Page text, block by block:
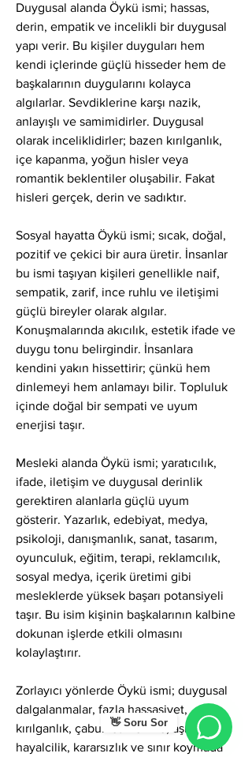
👋 Soru Sor
Duygusal alanda Öykü ismi; hassas,
derin, empatik ve incelikli bir duygusal
yapı verir. Bu kişiler duyguları hem
kendi içlerinde güçlü hisseder hem de
başkalarının duygularını kolayca
algılarlar. Sevdiklerine karşı nazik,
anlayışlı ve samimidirler. Duygusal
olarak inceliklidirler; bazen kırılganlık,
içe kapanma, yoğun hisler veya
romantik beklentiler oluşabilir. Fakat
hisleri gerçek, derin ve sadıktır.
Sosyal hayatta Öykü ismi; sıcak, doğal,
pozitif ve çekici bir aura üretir. İnsanlar
bu ismi taşıyan kişileri genellikle naif,
sempatik, zarif, ince ruhlu ve iletişimi
güçlü bireyler olarak algılar.
Konuşmalarında akıcılık, estetik ifade ve
duygu tonu belirgindir. İnsanlara
kendini yakın hissettirir; çünkü hem
dinlemeyi hem anlamayı bilir. Topluluk
içinde doğal bir sempati ve uyum
enerjisi taşır.
Mesleki alanda Öykü ismi; yaratıcılık,
ifade, iletişim ve duygusal derinlik
gerektiren alanlarla güçlü uyum
gösterir. Yazarlık, edebiyat, medya,
psikoloji, danışmanlık, sanat, tasarım,
oyunculuk, eğitim, terapi, reklamcılık,
sosyal medya, içerik üretimi gibi
mesleklerde yüksek başarı potansiyeli
taşır. Bu isim kişinin başkalarının kalbine
dokunan işlerde etkili olmasını
kolaylaştırır.
Zorlayıcı yönlerde Öykü ismi; duygusal
dalgalanmalar, fazla hassasiyet,
kırılganlık, çabuk etkilenme, aşırı
hayalcilik, kararsızlık ve sınır koymada